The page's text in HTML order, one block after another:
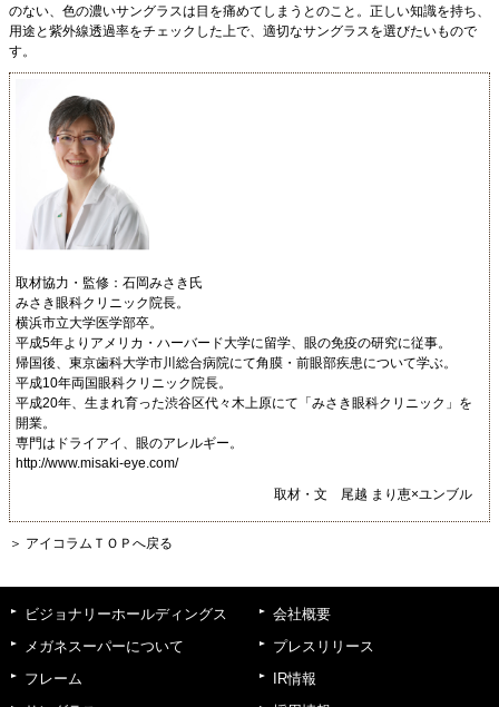
のない、色の濃いサングラスは目を痛めてしまうとのこと。正しい知識を持ち、
用途と紫外線透過率をチェックした上で、適切なサングラスを選びたいもので
す。
取材協力・監修：石岡みさき氏
みさき眼科クリニック院長。
横浜市立大学医学部卒。
平成5年よりアメリカ・ハーバード大学に留学、眼の免疫の研究に従事。
帰国後、東京歯科大学市川総合病院にて角膜・前眼部疾患について学ぶ。
平成10年両国眼科クリニック院長。
平成20年、生まれ育った渋谷区代々木上原にて「みさき眼科クリニック」を
開業。
専門はドライアイ、眼のアレルギー。
http://www.misaki-eye.com/
取材・文 尾越 まり恵×ユンブル
＞ アイコラムＴＯＰへ戻る
ビジョナリーホールディングス
メガネスーパーについて
フレーム
会社概要
プレスリリース
IR情報